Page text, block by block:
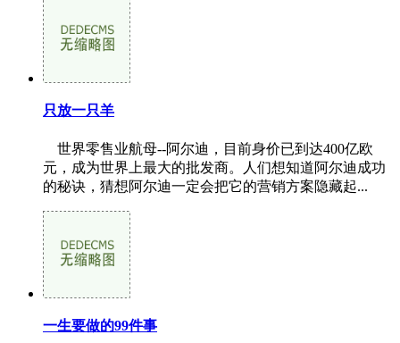
只放一只羊
世界零售业航母--阿尔迪，目前身价已到达400亿欧
元，成为世界上最大的批发商。人们想知道阿尔迪成功
的秘诀，猜想阿尔迪一定会把它的营销方案隐藏起...
一生要做的99件事